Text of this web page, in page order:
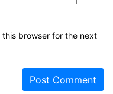
this browser for the next